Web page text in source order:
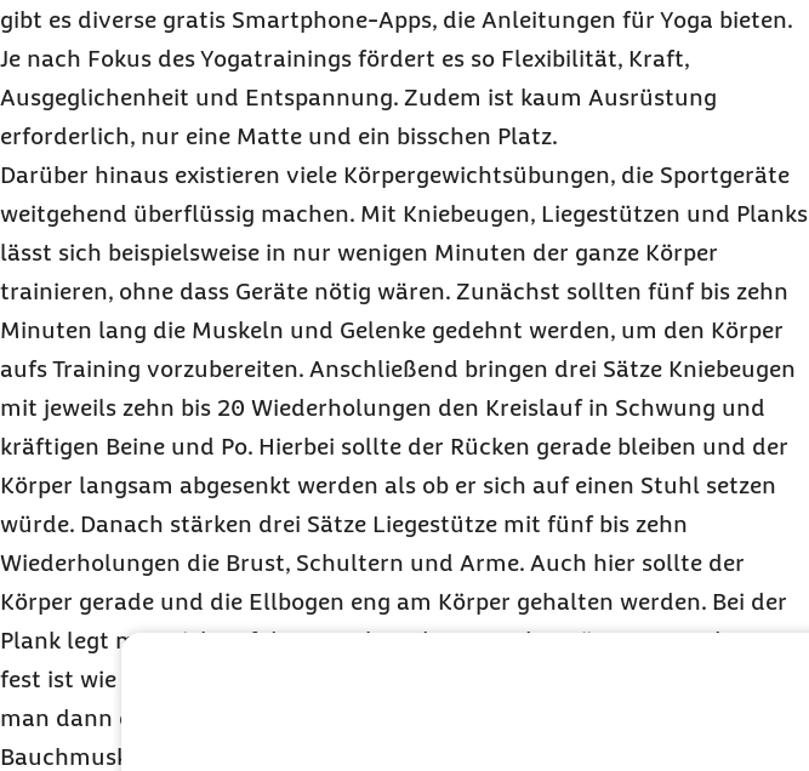
gibt es diverse gratis Smartphone-Apps, die Anleitungen für Yoga bieten.
Je nach Fokus des Yogatrainings fördert es so Flexibilität, Kraft,
Ausgeglichenheit und Entspannung. Zudem ist kaum Ausrüstung
erforderlich, nur eine Matte und ein bisschen Platz.
Darüber hinaus existieren viele Körpergewichtsübungen, die Sportgeräte
weitgehend überflüssig machen. Mit Kniebeugen, Liegestützen und Planks
lässt sich beispielsweise in nur wenigen Minuten der ganze Körper
trainieren, ohne dass Geräte nötig wären. Zunächst sollten fünf bis zehn
Minuten lang die Muskeln und Gelenke gedehnt werden, um den Körper
aufs Training vorzubereiten. Anschließend bringen drei Sätze Kniebeugen
mit jeweils zehn bis 20 Wiederholungen den Kreislauf in Schwung und
kräftigen Beine und Po. Hierbei sollte der Rücken gerade bleiben und der
Körper langsam abgesenkt werden als ob er sich auf einen Stuhl setzen
würde. Danach stärken drei Sätze Liegestütze mit fünf bis zehn
Wiederholungen die Brust, Schultern und Arme. Auch hier sollte der
Körper gerade und die Ellbogen eng am Körper gehalten werden. Bei der
Plank legt man sich auf den Bauch und spannt den Körper an, sodass er
fest ist wie ein Brett. Im Unterarmstütz und auf den Zehenspitzen hebt
man dann den gesamten Körper an. Das stärkt den Rumpf, Rücken und die
Bauchmuskeln. Hier sind drei Wiederholungen mit je einer halben bis